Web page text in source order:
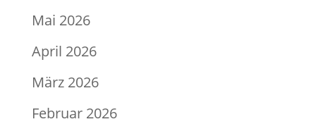
Mai 2026
April 2026
März 2026
Februar 2026